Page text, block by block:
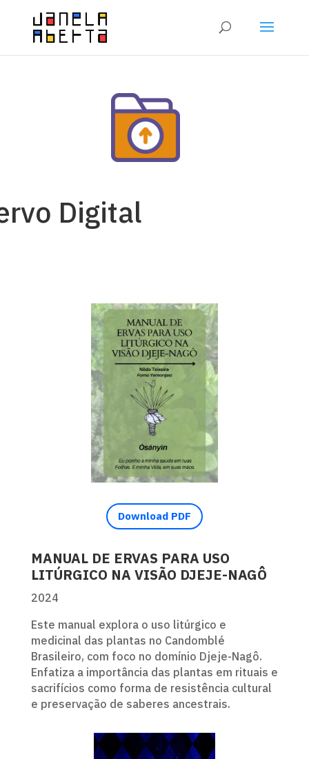
Digital
Download PDF
MANUAL DE ERVAS PARA USO
LITÚRGICO NA VISÃO DJEJE-NAGÔ
2024
Este manual explora o uso litúrgico e
medicinal das plantas no Candomblé
Brasileiro, com foco no domínio Djeje-Nagô.
Enfatiza a importância das plantas em rituais e
sacrifícios como forma de resistência cultural
e preservação de saberes ancestrais.